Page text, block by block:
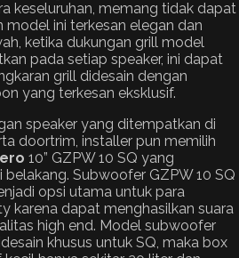
keseluruhan, memang tidak dapat
model ini terkesan elegan dan
ketika dukungan grill model
pada setiap speaker, ini dapat
grill didesain dengan
yang terkesan eksklusif.
speaker yang ditempatkan di
doortrim, installer pun memilih
10” GZPW 10 SQ yang
Subwoofer GZPW 10 SQ
opsi utama untuk para
karena dapat menghasilkan suara
high end. Model subwoofer
khusus untuk SQ, maka box